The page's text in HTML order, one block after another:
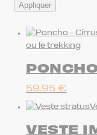
Appliquer
ou le trekking
59.95 €
VESTE